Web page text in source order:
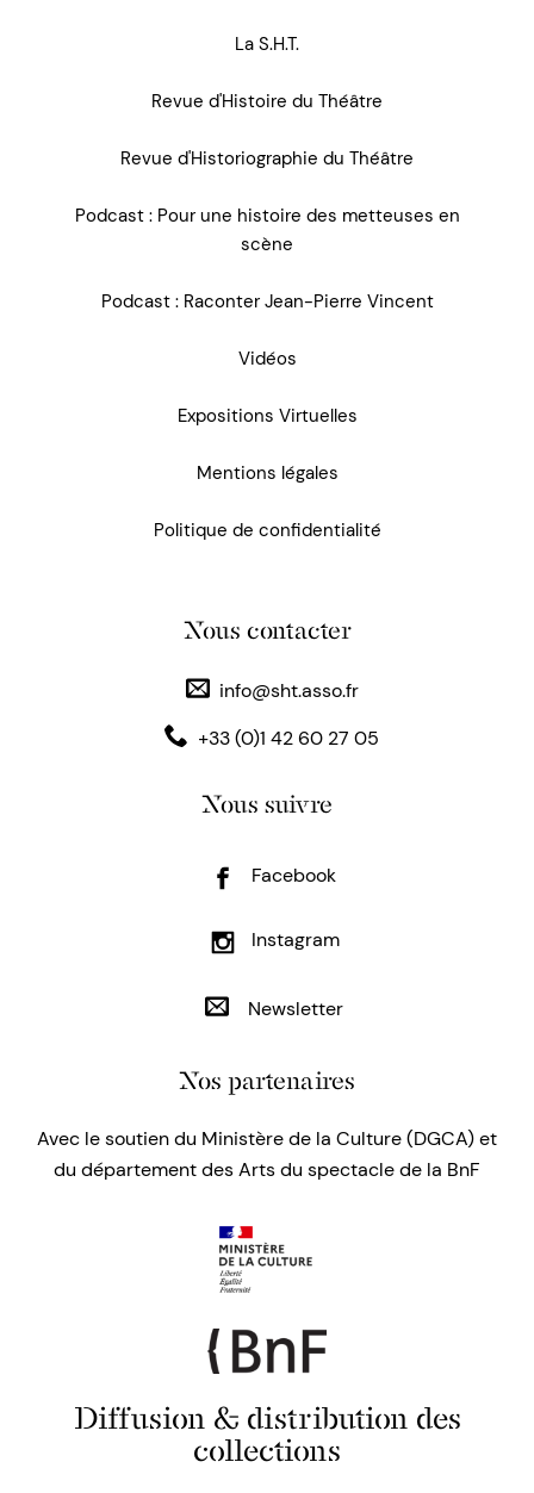
La S.H.T.
Revue d'Histoire du Théâtre
Revue d'Historiographie du Théâtre
Podcast : Pour une histoire des metteuses en
scène
Podcast : Raconter Jean-Pierre Vincent
Vidéos
Expositions Virtuelles
Mentions légales
Politique de confidentialité
Nous contacter
info@sht.asso.fr
+33 (0)1 42 60 27 05
Nous suivre
Facebook
Instagram
Newsletter
Nos partenaires
Avec le soutien du Ministère de la Culture (DGCA) et
du département des Arts du spectacle de la BnF
Diffusion & distribution des
collections